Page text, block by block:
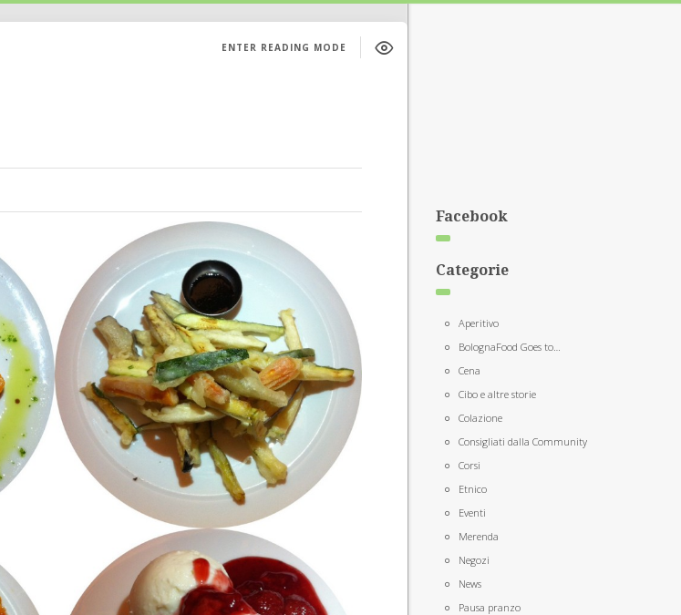
ENTER READING MODE
Facebook
Categorie
Aperitivo
BolognaFood Goes to…
Cena
Cibo e altre storie
Colazione
Consigliati dalla Community
Corsi
Etnico
Eventi
Merenda
Negozi
News
Pausa pranzo